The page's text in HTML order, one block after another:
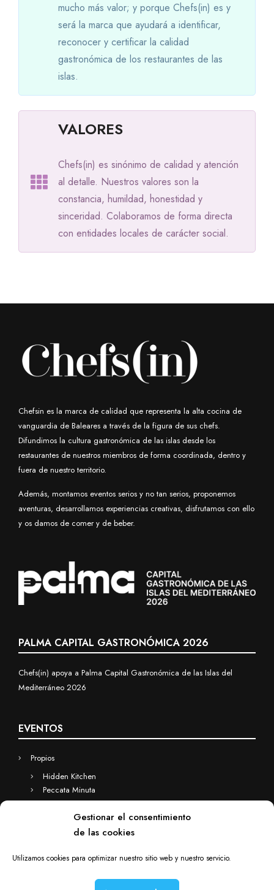
Gestionar el consentimiento
de las cookies
Utilizamos cookies para optimizar nuestro sitio web y nuestro servicio.
mucho más valor; y porque Chefs(in) es y
será la marca que ayudará a identificar,
reconocer y certificar la calidad
gastronómica de los restaurantes de las
islas.
VALORES
Chefs(in) es sinónimo de calidad y atención
al detalle. Nuestros valores son la
constancia, humildad, honestidad y
sinceridad. Colaboramos de forma directa
con entidades locales de carácter social.
Chefsin es la marca de calidad que representa la alta cocina de
vanguardia de Baleares a través de la figura de sus chefs.
Difundimos la cultura gastronómica de las islas desde los
restaurantes de nuestros miembros de forma coordinada, dentro y
fuera de nuestro territorio.
Además, montamos eventos serios y no tan serios, proponemos
aventuras, desarrollamos experiencias creativas, disfrutamos con ello
y os damos de comer y de beber.
PALMA CAPITAL GASTRONÓMICA 2026
Chefs(in) apoya a Palma Capital Gastronómica de las Islas del
Mediterráneo 2026
EVENTOS
Propios
Hidden Kitchen
Peccata Minuta
Eventos a medida
Hidden Kitchen Business